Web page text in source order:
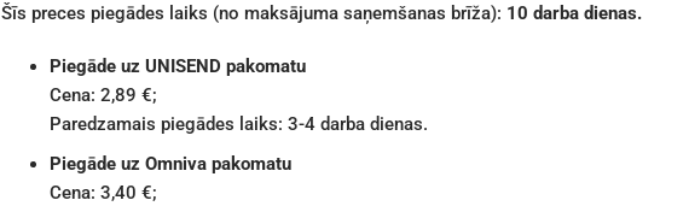
Šīs preces piegādes laiks (no maksājuma saņemšanas brīža): 10 darba dienas.
Piegāde uz UNISEND pakomatu
Cena: 2,89 €;
Paredzamais piegādes laiks: 3-4 darba dienas.
Piegāde uz Omniva pakomatu
Cena: 3,40 €;